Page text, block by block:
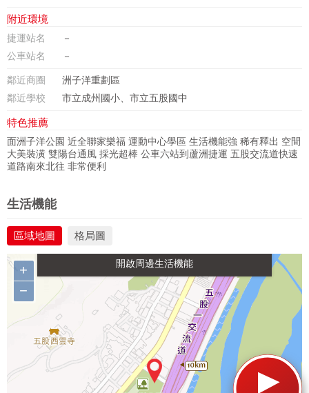
附近環境
捷運站名
－
公車站名
－
鄰近商圈
洲子洋重劃區
鄰近學校
市立成州國小、市立五股國中
特色推薦
面洲子洋公園 近全聯家樂福 運動中心學區 生活機能強 稀有釋出 空間
大美裝潢 雙陽台通風 採光超棒 公車六站到蘆洲捷運 五股交流道快速
道路南來北往 非常便利
生活機能
區域地圖 格局圖
生活購物
+
−